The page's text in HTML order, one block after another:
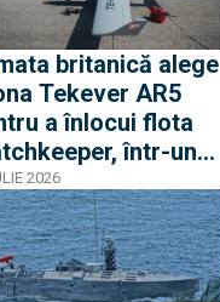
britanică alege
Tekever AR5
a înlocui flota
într-un
de o jumătate
de dolari
2026